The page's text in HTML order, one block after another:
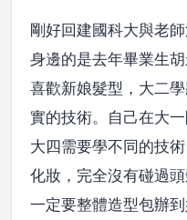
剛好回建國科大與老
身邊的是去年畢業生
喜歡新娘髮型，大二
實的技術。自己在大
大四需要學不同的技
化妝，完全沒有碰過
一定要整體造型包辦到